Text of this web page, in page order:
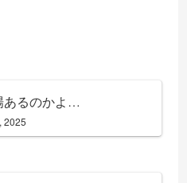
あるのかよ…
2025